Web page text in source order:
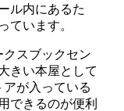
ル内にあるた
ています。
スブックセン
きい本屋として
が入っている
できるのが便利